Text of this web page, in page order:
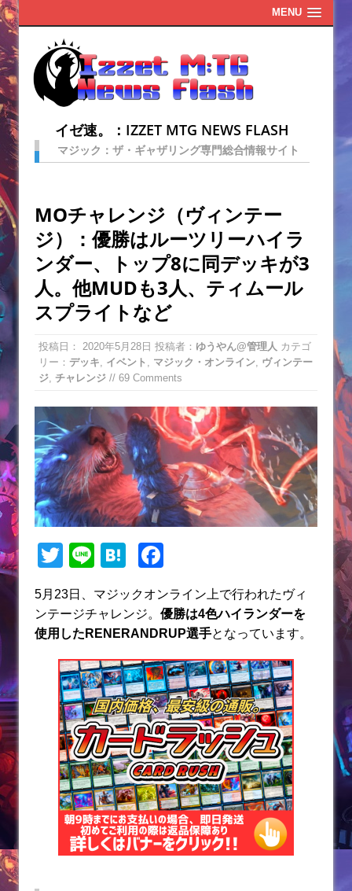
MENU
イゼ速。：IZZET MTG NEWS FLASH
マジック：ザ・ギャザリング専門総合情報サイト
MOチャレンジ（ヴィンテー
ジ）：優勝はルーツリーハイラ
ンダー、トップ8に同デッキが3
人。他MUDも3人、ティムール
スプライトなど
投稿日： 2020年5月28日 投稿者： ゆうやん@管理人 カテゴ
リー： デッキ イベント マジック・オンライン ヴィンテー
ジ チャレンジ // 69 Comments
T
itt
er
Li
e
H
e
n
a
c
e
b
o
o
k
5月23日、マジックオンライン上で行われたヴィ
ンテージチャレンジ。 優勝は4色ハイランダーを
使用したRENERANDRUP選手となっています。